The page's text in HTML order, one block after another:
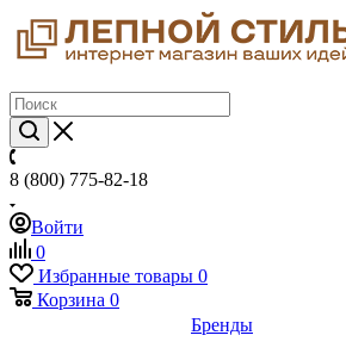
8 (800) 775-82-18
Войти
0
Избранные товары 0
Корзина 0
Бренды